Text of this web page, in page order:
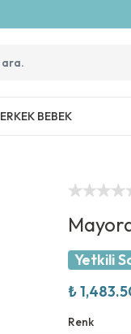
ERKEK BEBEK
Yetkili
₺
Renk